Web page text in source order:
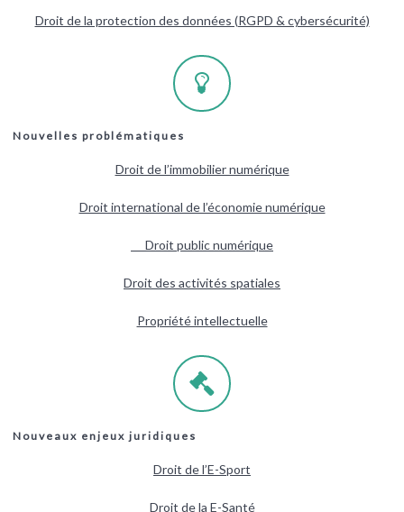
Droit de la protection des données (RGPD & cybersécurité)
Nouvelles problématiques
Droit de l’immobilier numérique
Droit international de l’économie numérique
Droit public numérique
Droit des activités spatiales
Propriété intellectuelle
Nouveaux enjeux juridiques
Droit de l’E-Sport
Droit de la E-Santé